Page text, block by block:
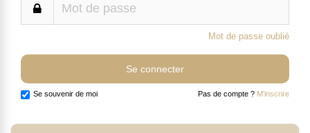
Mot de passe oublié
Se souvenir de moi Pas de compte ? M'inscrire